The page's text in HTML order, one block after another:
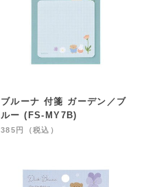
ブルーナ 付箋 ガーデン／ブ
ルー (FS-MY7B)
385円（税込）